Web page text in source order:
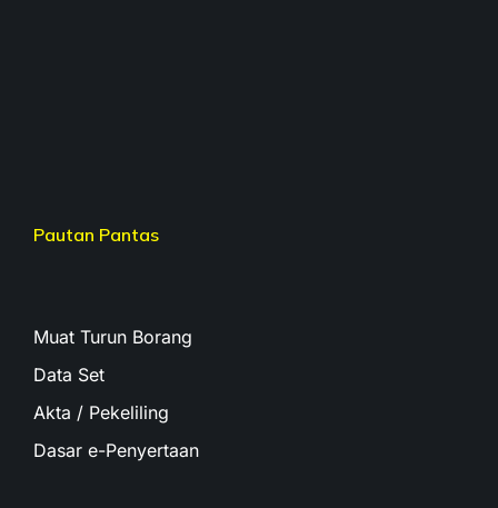
Pautan Pantas
Muat Turun Borang
Data Set
Akta / Pekeliling
Dasar e-Penyertaan